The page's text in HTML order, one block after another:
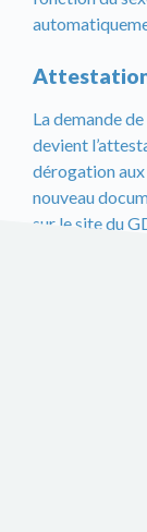
La demande
devient
dérogation
nouveau
sur le site du